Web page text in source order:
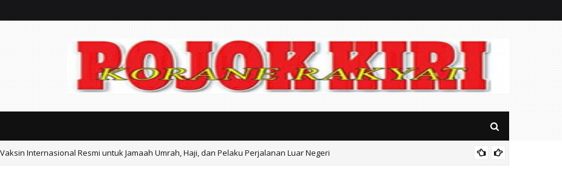
Internasional Resmi untuk Jamaah Umrah, Haji, dan Pelaku Perjalanan Luar Negeri